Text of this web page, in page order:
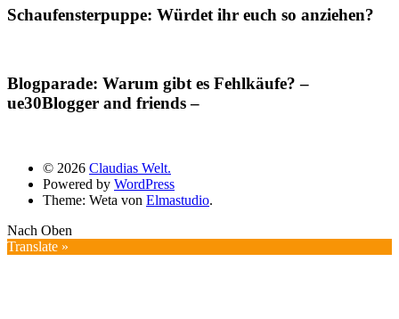
Schaufensterpuppe: Würdet ihr euch so anziehen?
Blogparade: Warum gibt es Fehlkäufe? –
ue30Blogger and friends –
© 2026 Claudias Welt.
Powered by WordPress
Theme: Weta von Elmastudio.
Nach Oben
Translate »